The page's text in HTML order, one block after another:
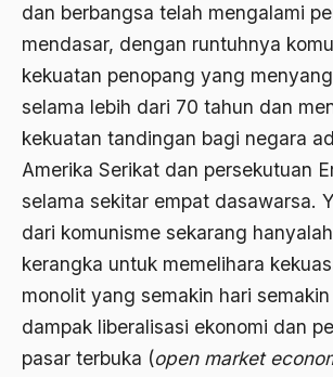
dan berbangsa telah mengalami
mendasar, dengan runtuhnya
kekuatan penopang yang
selama lebih dari 70 tahun dan
kekuatan tandingan bagi negara
Amerika Serikat dan persekutuan
selama sekitar empat dasawarsa.
dari komunisme sekarang
kerangka untuk memelihara
monolit yang semakin hari
dampak liberalisasi ekonomi dan
pasar terbuka (open market
Airport Noto Hadi Negoro
Ajaran AGama
Ajaran Agama Islam
Ajaran Islam
ajaran kemasyarakatan
Ajengan SIngaparna
Akademi Betawi
Akbar tanjung